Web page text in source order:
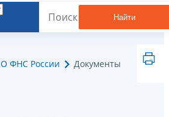
Найти
О ФНС России Документы